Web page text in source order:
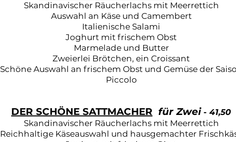
Skandinavischer Räucherlachs mit Meerrettich
Auswahl an Käse und Camembert
Italienische Salami
Joghurt mit frischem Obst
Marmelade und Butter
Zweierlei Brötchen, ein Croissant
Schöne Auswahl an frischem Obst und Gemüse der
Piccolo
DER SCHÖNE SATTMACHER für Zwei - 41,50
Skandinavischer Räucherlachs mit Meerrettich
Reichhaltige Käseauswahl und hausgemachter